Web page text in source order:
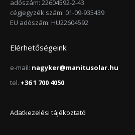
adószám: 22604592-2-43
cégjegyzék szám: 01-09-935439
EU adószám: HU22604592
Elérhetőségeink:
e-mail: nagyker@manitusolar.hu
tel. +36 1 700 4050
Adatkezelési tájékoztató